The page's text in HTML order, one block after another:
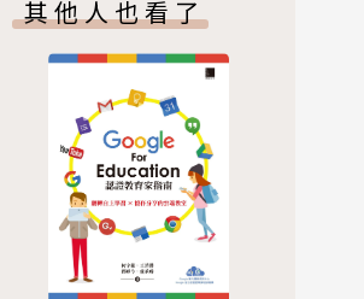
群‧必殺網路
行銷‧活絡網
紅經濟‧解析
廣告成效
其他人也看了